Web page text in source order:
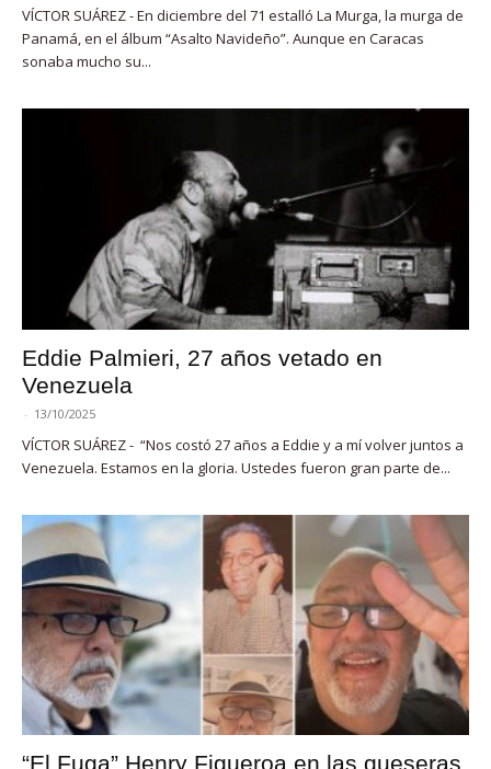
VÍCTOR SUÁREZ - En diciembre del 71 estalló La Murga, la murga de
Panamá, en el álbum “Asalto Navideño”. Aunque en Caracas
sonaba mucho su...
Eddie Palmieri, 27 años vetado en
Venezuela
- 13/10/2025
VÍCTOR SUÁREZ - “Nos costó 27 años a Eddie y a mí volver juntos a
Venezuela. Estamos en la gloria. Ustedes fueron gran parte de...
“El Fuga” Henry Figueroa en las queseras